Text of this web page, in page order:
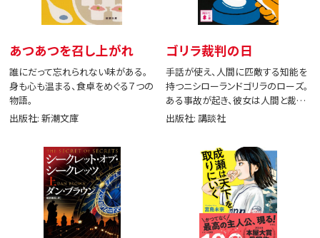
あつあつを召し上がれ
誰にだって忘れられない味がある。
身も心も温まる、食卓をめぐる７つの
物語。
出版社: 新潮文庫
ゴリラ裁判の日
手話が使え、人間に匹敵する知能を
持つニシローランドゴリラのローズ。
ある事故が起き、彼女は人間と裁判
で闘う。
出版社: 講談社